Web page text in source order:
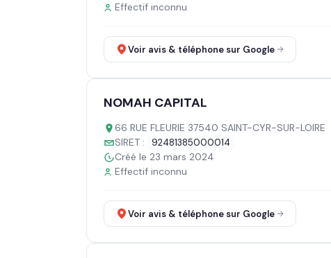
Effectif inconnu
Voir avis & téléphone sur Google
NOMAH CAPITAL
66 RUE FLEURIE 37540 SAINT-CYR-SUR-LOIRE
SIRET :
92481385000014
Créé le 23 mars 2024
Effectif inconnu
Voir avis & téléphone sur Google